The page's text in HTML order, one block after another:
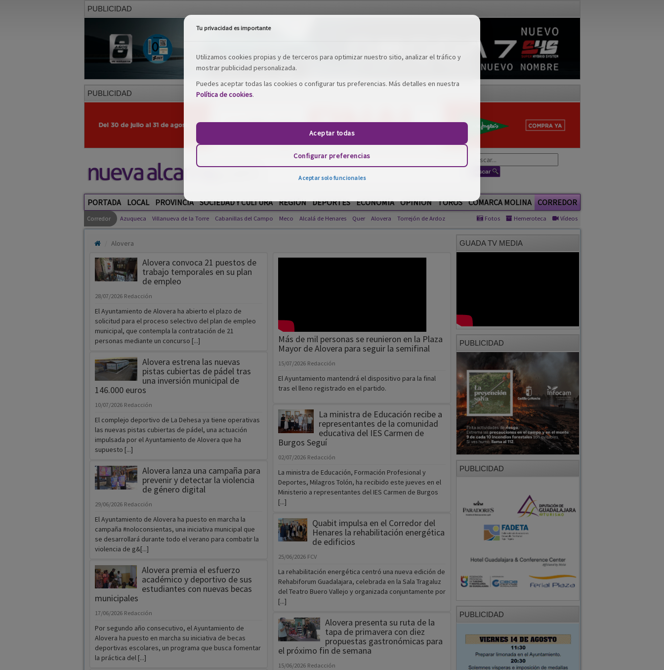
PUBLICIDAD
PUBLICIDAD
PORTADA LOCAL PROVINCIA SOCIEDAD Y CULTURA REGIÓN DEPORTES ECONOMÍA OPINIÓN TOROS COMARCA MOLINA CORREDOR
Corredor Azuqueca Villanueva de la Torre Cabanillas del Campo Meco Alcalá de Henares Quer Alovera Torrejón de Ardoz Fotos Hemeroteca Vídeos
Alovera
Alovera convoca 21 puestos de
trabajo temporales en su plan
de empleo
28/07/2026 Redacción
El Ayuntamiento de Alovera ha abierto el plazo de
solicitud para el proceso selectivo del plan de empleo
municipal, que contempla la contratación de 21
personas mediante un concurso [...]
Alovera estrena las nuevas
pistas cubiertas de pádel tras
una inversión municipal de
146.000 euros
10/07/2026 Redacción
El complejo deportivo de La Dehesa ya tiene operativas
las nuevas pistas cubiertas de pádel, una actuación
impulsada por el Ayuntamiento de Alovera que ha
supuesto [...]
Alovera lanza una campaña para
prevenir y detectar la violencia
de género digital
29/06/2026 Redacción
El Ayuntamiento de Alovera ha puesto en marcha la
campaña #noloconsientas, una iniciativa municipal que
se desarrollará durante todo el verano para combatir la
violencia de g&[...]
Alovera premia el esfuerzo
académico y deportivo de sus
estudiantes con nuevas becas
municipales
17/06/2026 Redacción
Por segundo año consecutivo, el Ayuntamiento de
Alovera ha puesto en marcha su iniciativa de becas
deportivas escolares, un programa que busca fomentar
la práctica del [...]
Más de mil personas se reunieron en la Plaza
Mayor de Alovera para seguir la semifinal
15/07/2026 Redacción
El Ayuntamiento mantendrá el dispositivo para la final
tras el lleno registrado en el partido.
La ministra de Educación recibe a
representantes de la comunidad
educativa del IES Carmen de
Burgos Seguí
02/07/2026 Redacción
La ministra de Educación, Formación Profesional y
Deportes, Milagros Tolón, ha recibido este jueves en el
Ministerio a representantes del IES Carmen de Burgos
[...]
Quabit impulsa en el Corredor del
Henares la rehabilitación energética
de edificios
25/06/2026 FCV
La rehabilitación energética centró una nueva edición de
Rehabiforum Guadalajara, celebrada en la Sala Tragaluz
del Teatro Buero Vallejo y organizada conjuntamente por
[...]
Alovera presenta su ruta de la
tapa de primavera con diez
propuestas gastronómicas para
el próximo fin de semana
15/06/2026 Redacción
GUADA TV MEDIA
PUBLICIDAD
PUBLICIDAD
PUBLICIDAD
Tu privacidad es importante
Utilizamos cookies propias y de terceros para optimizar nuestro sitio, analizar el tráfico y
mostrar publicidad personalizada.
Puedes aceptar todas las cookies o configurar tus preferencias. Más detalles en nuestra
Política de cookies.
Aceptar todas
Configurar preferencias
Aceptar solo funcionales